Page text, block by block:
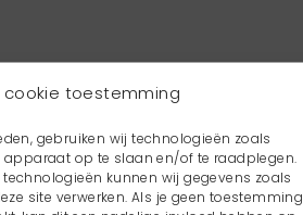
cookie toestemming
gebruiken wij technologieën zoals
op te slaan en/of te raadplegen.
kunnen wij gegevens zoals
site verwerken. Als je geen toestemming